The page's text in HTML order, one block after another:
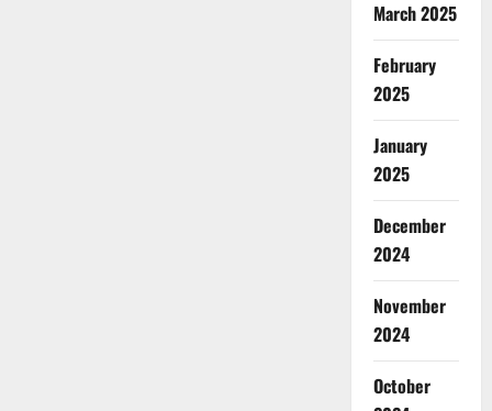
March 2025
February
2025
January
2025
December
2024
November
2024
October